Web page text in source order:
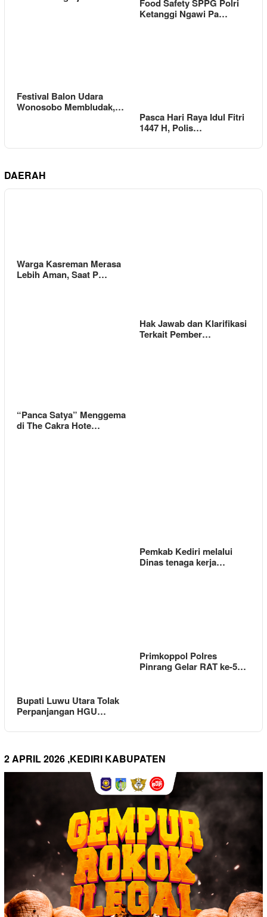
Food Safety SPPG Polri
Ketanggi Ngawi Pa…
Festival Balon Udara
Wonosobo Membludak,…
Pasca Hari Raya Idul Fitri
1447 H, Polis…
DAERAH
Warga Kasreman Merasa
Lebih Aman, Saat P…
Hak Jawab dan Klarifikasi
Terkait Pember…
“Panca Satya” Menggema
di The Cakra Hote…
Pemkab Kediri melalui
Dinas tenaga kerja…
Bupati Luwu Utara Tolak
Perpanjangan HGU…
Primkoppol Polres
Pinrang Gelar RAT ke-5…
2 APRIL 2026 ,KEDIRI KABUPATEN